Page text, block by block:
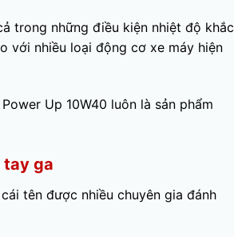
trong những điều kiện nhiệt độ khắc
với nhiều loại động cơ xe máy hiện
Up 10W40 luôn là sản phẩm
tay ga
tên được nhiều chuyên gia đánh